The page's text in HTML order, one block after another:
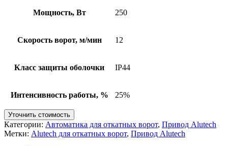
Мощность, Вт 250
Скорость ворот, м/мин 12
Класс защиты оболочки IP44
Интенсивность работы, % 25%
Уточнить стоимость
Категории: Автоматика для откатных ворот, Привод Alutech
Метки: Alutech для откатных ворот, Привод Alutech